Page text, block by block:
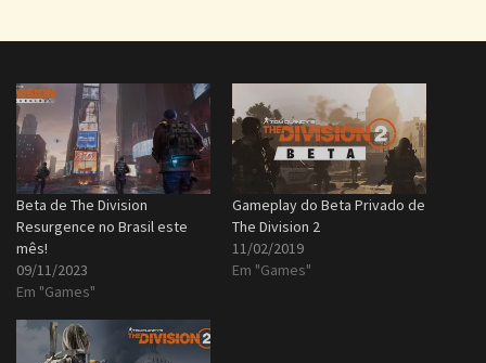
Beta de The Division
Resurgence no Brasil este
mês!
09/11/2023
Em "Games"
Gameplay do Beta Privado de
The Division 2
11/02/2019
Em "Games"